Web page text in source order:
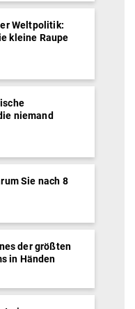
Weltpolitik:
kleine Raupe
niemand
Sie nach 8
der größten
in Händen